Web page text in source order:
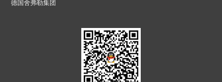
德国舍弗勒集团